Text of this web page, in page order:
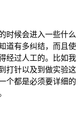
时候会进入一些什么
道有多纠结，而且使
经过人工的。比如我
打针以及到做实验这
个都是必须要详细的